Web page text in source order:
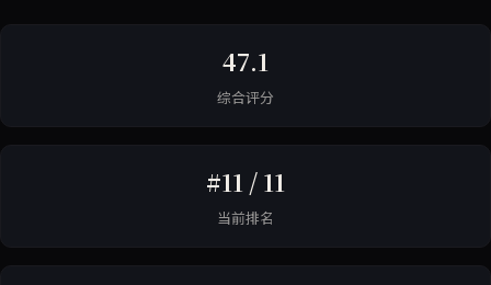
47.1
综合评分
#11 / 11
当前排名